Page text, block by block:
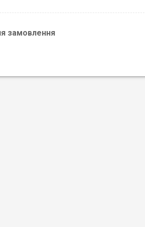
замовлення